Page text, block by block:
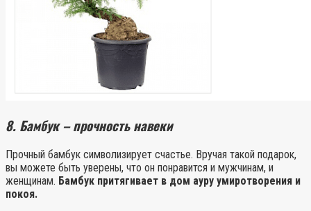
8. Бамбук – прочность навеки
Прочный бамбук символизирует счастье. Вручая такой подарок,
вы можете быть уверены, что он понравится и мужчинам, и
женщинам. Бамбук притягивает в дом ауру умиротворения и
покоя.